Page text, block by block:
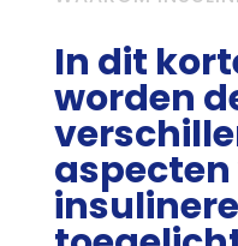
In dit
worden